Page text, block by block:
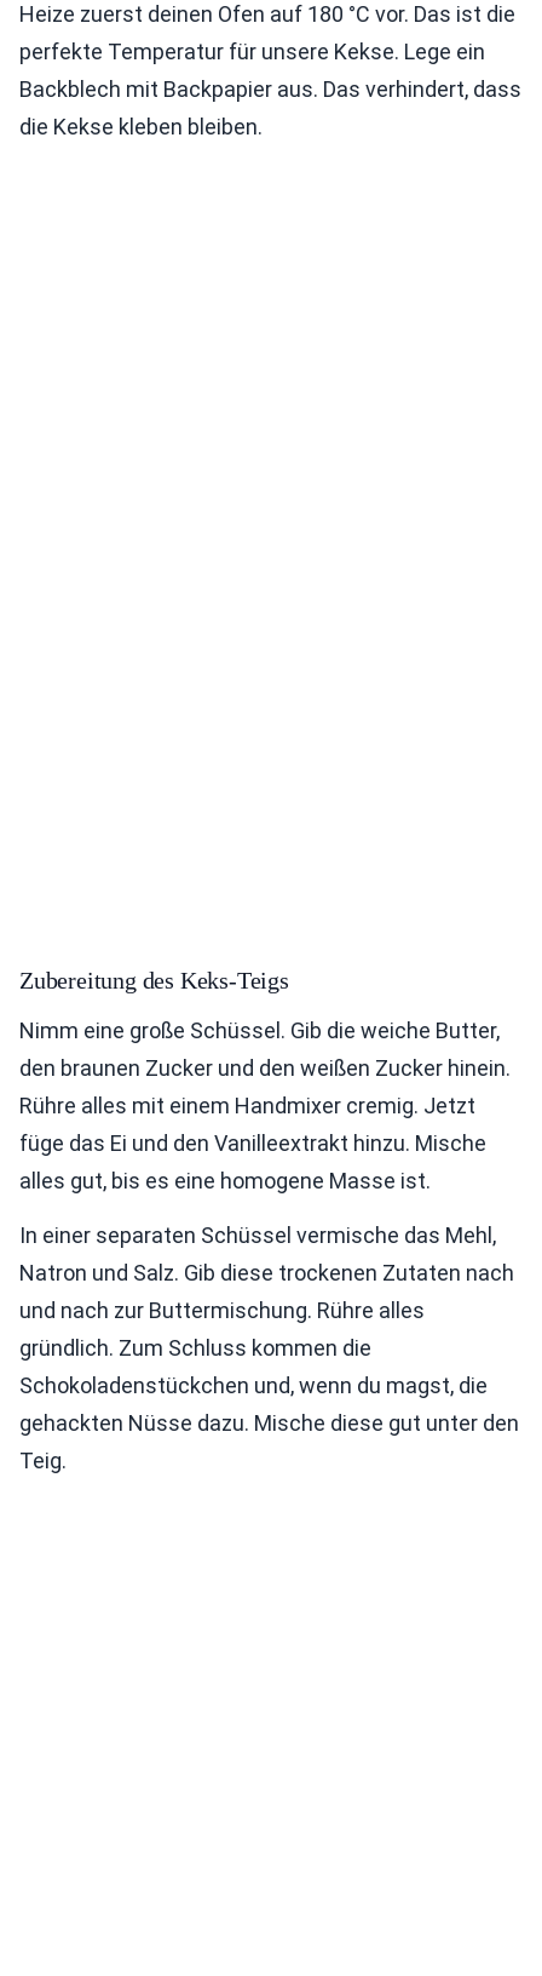
Heize zuerst deinen Ofen auf 180 °C vor. Das ist die
perfekte Temperatur für unsere Kekse. Lege ein
Backblech mit Backpapier aus. Das verhindert, dass
die Kekse kleben bleiben.
Zubereitung des Keks-Teigs
Nimm eine große Schüssel. Gib die weiche Butter,
den braunen Zucker und den weißen Zucker hinein.
Rühre alles mit einem Handmixer cremig. Jetzt
füge das Ei und den Vanilleextrakt hinzu. Mische
alles gut, bis es eine homogene Masse ist.
In einer separaten Schüssel vermische das Mehl,
Natron und Salz. Gib diese trockenen Zutaten nach
und nach zur Buttermischung. Rühre alles
gründlich. Zum Schluss kommen die
Schokoladenstückchen und, wenn du magst, die
gehackten Nüsse dazu. Mische diese gut unter den
Teig.